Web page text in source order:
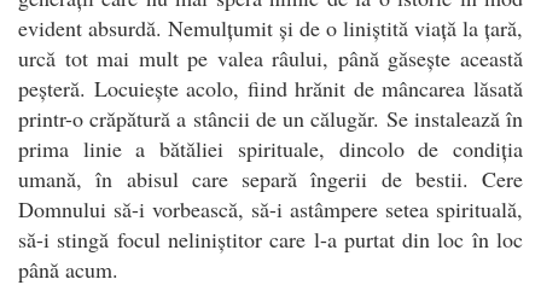
evident absurdă. Nemulțumit și de o liniștită viață la țară,
urcă tot mai mult pe valea râului, până găsește această
peșteră. Locuiește acolo, fiind hrănit de mâncarea lăsată
printr-o crăpătură a stâncii de un călugăr. Se instalează în
prima linie a bătăliei spirituale, dincolo de condiția
umană, în abisul care separă îngerii de bestii. Cere
Domnului să-i vorbească, să-i astâmpere setea spirituală,
să-i stingă focul neliniștitor care l-a purtat din loc în loc
până acum.